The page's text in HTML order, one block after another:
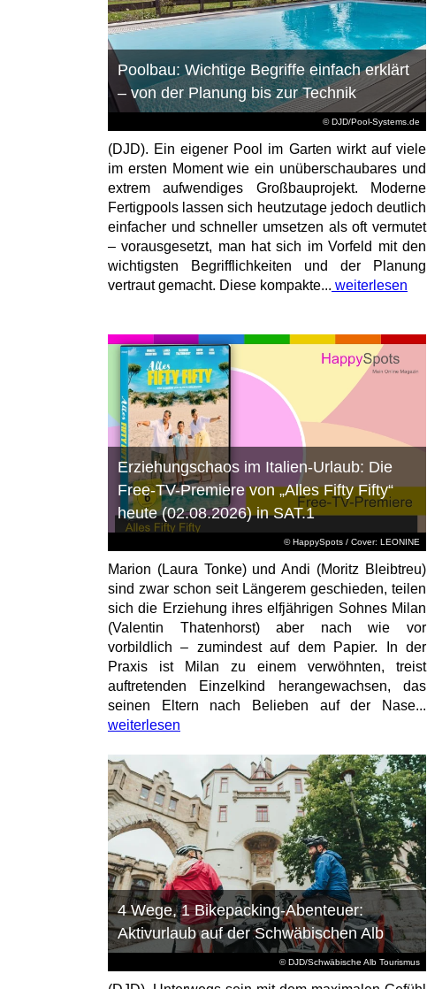
© DJD/Pool-Systems.de
Poolbau: Wichtige Begriffe einfach erklärt
– von der Planung bis zur Technik
(DJD). Ein eigener Pool im Garten wirkt auf viele
im ersten Moment wie ein unüberschaubares und
extrem aufwendiges Großbauprojekt. Moderne
Fertigpools lassen sich heutzutage jedoch deutlich
einfacher und schneller umsetzen als oft vermutet
– vorausgesetzt, man hat sich im Vorfeld mit den
wichtigsten Begrifflichkeiten und der Planung
vertraut gemacht. Diese kompakte... weiterlesen
© HappySpots / Cover: LEONINE
Erziehungschaos im Italien-Urlaub: Die
Free-TV-Premiere von „Alles Fifty Fifty“
heute (02.08.2026) in SAT.1
Marion (Laura Tonke) und Andi (Moritz Bleibtreu)
sind zwar schon seit Längerem geschieden, teilen
sich die Erziehung ihres elfjährigen Sohnes Milan
(Valentin Thatenhorst) aber nach wie vor
vorbildlich – zumindest auf dem Papier. In der
Praxis ist Milan zu einem verwöhnten, treist
auftretenden Einzelkind herangewachsen, das
seinen Eltern nach Belieben auf der Nase...
weiterlesen
© DJD/Schwäbische Alb Tourismus
4 Wege, 1 Bikepacking-Abenteuer:
Aktivurlaub auf der Schwäbischen Alb